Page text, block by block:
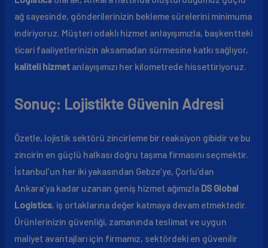
ağ sayesinde, gönderilerinizin bekleme sürelerini minimuma
indiriyoruz. Müşteri odaklı hizmet anlayışımızla, başkentteki
ticari faaliyetlerinizin aksamadan sürmesine katkı sağlıyor,
kaliteli hizmetanlayışımızı her kilometrede hissettiriyoruz.
Sonuç: Lojistikte Güvenin Adresi
Özetle, lojistik sektörü zincirleme bir reaksiyon gibidir ve bu
zincirin en güçlü halkası doğru taşıma firmasını seçmektir.
İstanbul’un her iki yakasından Gebze’ye, Çorlu’dan
Ankara’ya kadar uzanan geniş hizmet ağımızla DS Global
Logistics, iş ortaklarına değer katmaya devam etmektedir.
Ürünlerinizin güvenliği, zamanında teslimat ve uygun
maliyet avantajları için firmamız, sektördeki en güvenilir